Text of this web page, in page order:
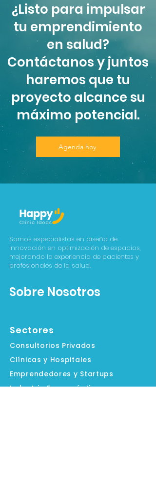
¿Listo para impulsar
tu emprendimiento
en salud?
Contáctanos y juntos
haremos que tu
proyecto alcance su
máximo potencial.
Agenda hoy
Somos especialistas en diseño de
innovación en optimización de espacios,
mejorando la experiencia de pacientes y
profesionales de la salud.
Sobre Nosotros
Sectores
Consultorios Privados
Clínicas y Hospitales
Emprendedores y Startups
Industria Farmacéutica